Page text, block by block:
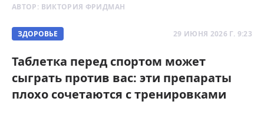
АВТОР: ВИКТОРИЯ ФРИДМАН
ЗДОРОВЬЕ 29 ИЮНЯ 2026 Г. 9:23
Таблетка перед спортом может
сыграть против вас: эти препараты
плохо сочетаются с тренировками